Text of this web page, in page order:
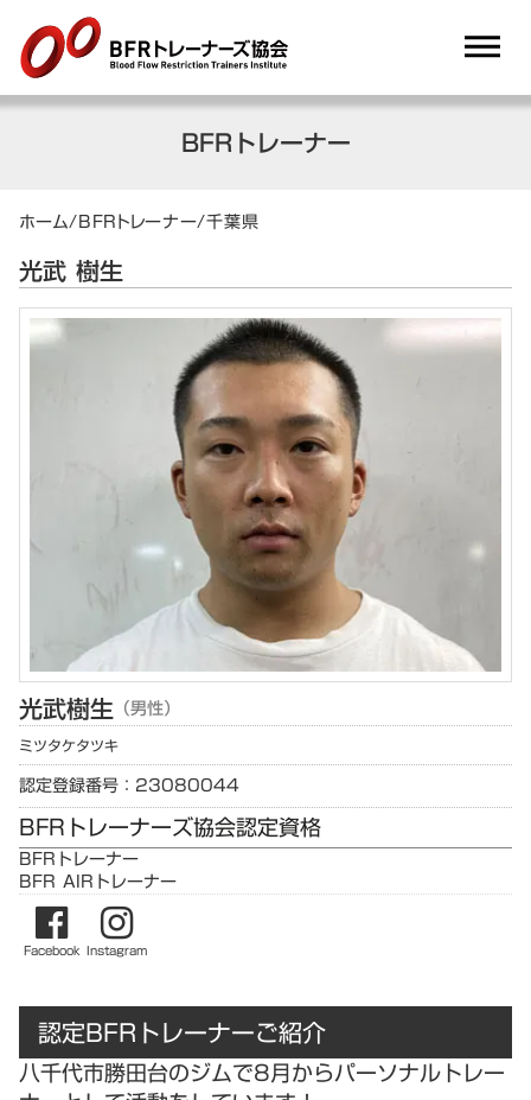
dehaze
BFRトレーナー
ホーム/BFRトレーナー/千葉県
光武 樹生
光武樹生 （男性）
ミツタケタツキ
認定登録番号：23080044
BFRトレーナーズ協会認定資格
BFRトレーナー
BFR AIRトレーナー
Facebook Instagram
認定BFRトレーナーご紹介
八千代市勝田台のジムで8月からパーソナルトレー